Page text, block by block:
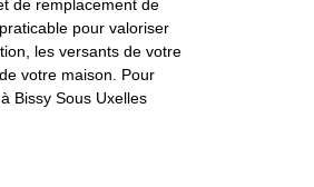
de remplacement de
pour valoriser
les versants de votre
votre maison. Pour
Bissy Sous Uxelles